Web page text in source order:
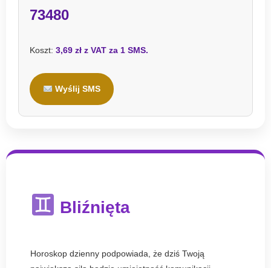
73480
Koszt: 3,69 zł z VAT za 1 SMS.
Wyślij SMS
Bliźnięta
Horoskop dzienny podpowiada, że dziś Twoją